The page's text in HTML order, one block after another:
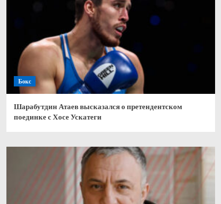
Бокс
Шарабутдин Атаев высказался о претендентском
поединке с Хосе Ускатеги